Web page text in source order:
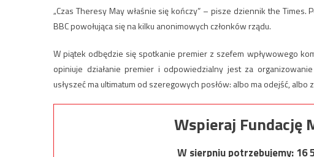
„Czas Theresy May właśnie się kończy” – pisze dziennik the
BBC powołująca się na kilku anonimowych członków rządu.
W piątek odbędzie się spotkanie premier z szefem wpływowego
opiniuje działanie premier i odpowiedzialny jest za
usłyszeć ma ultimatum od szeregowych posłów: albo ma odejść,
Wspieraj Fundację
W sierpniu potrzebujemy:16